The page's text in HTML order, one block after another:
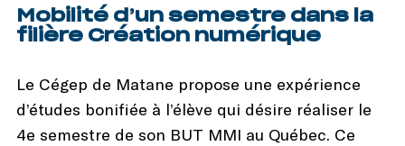
Mobilité d’un semestre dans la
filière Création numérique
Le Cégep de Matane propose une expérience
d’études bonifiée à l’élève qui désire réaliser le
4e semestre de son BUT MMI au Québec. Ce